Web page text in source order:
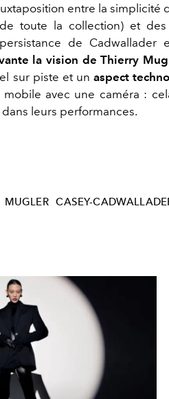
entre la simplicité
toute la collection) et
de Cadwallader
la vision de Thierry
sur piste et un aspect
avec une caméra :
leurs performances.
MUGLER CASEY-